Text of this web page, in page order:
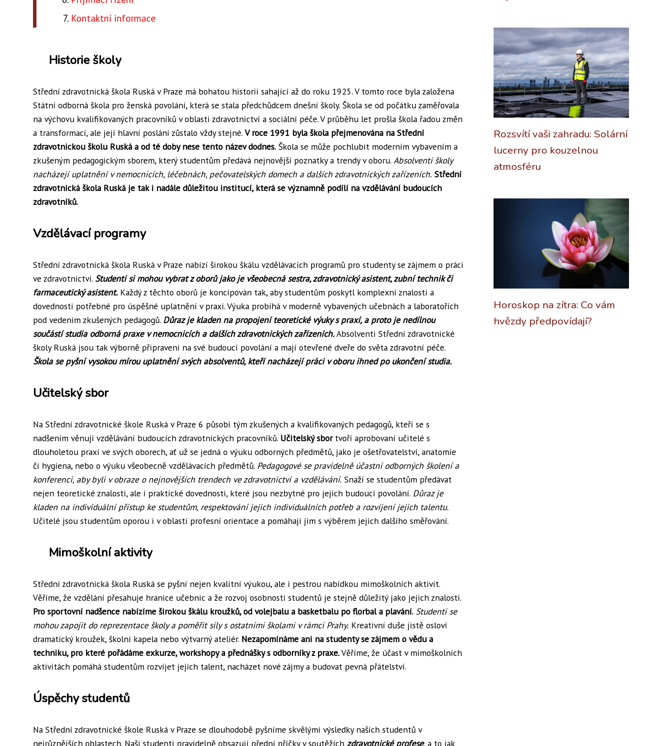
Kontaktní informace
Historie školy
Střední zdravotnická škola Ruská v Praze má bohatou historii sahající až do roku 1925. V tomto roce byla založena
Státní odborná škola pro ženská povolání, která se stala předchůdcem dnešní školy. Škola se od počátku zaměřovala
na výchovu kvalifikovaných pracovníků v oblasti zdravotnictví a sociální péče. V průběhu let prošla škola řadou změn
a transformací, ale její hlavní poslání zůstalo vždy stejné. V roce 1991 byla škola přejmenována na Střední
zdravotnickou školu Ruská a od té doby nese tento název dodnes. Škola se může pochlubit moderním vybavením a
zkušeným pedagogickým sborem, který studentům předává nejnovější poznatky a trendy v oboru. Absolventi školy
nacházejí uplatnění v nemocnicích, léčebnách, pečovatelských domech a dalších zdravotnických zařízeních. Střední
zdravotnická škola Ruská je tak i nadále důležitou institucí, která se významně podílí na vzdělávání budoucích
zdravotníků.
Vzdělávací programy
Střední zdravotnická škola Ruská v Praze nabízí širokou škálu vzdělávacích programů pro studenty se zájmem o práci
ve zdravotnictví. Studenti si mohou vybrat z oborů jako je všeobecná sestra, zdravotnický asistent, zubní technik či
farmaceutický asistent. Každý z těchto oborů je koncipován tak, aby studentům poskytl komplexní znalosti a
dovednosti potřebné pro úspěšné uplatnění v praxi. Výuka probíhá v moderně vybavených učebnách a laboratořích
pod vedením zkušených pedagogů. Důraz je kladen na propojení teoretické výuky s praxí, a proto je nedílnou
součástí studia odborná praxe v nemocnicích a dalších zdravotnických zařízeních.Absolventi Střední zdravotnické
školy Ruská jsou tak výborně připraveni na své budoucí povolání a mají otevřené dveře do světa zdravotní péče.
Škola se pyšní vysokou mírou uplatnění svých absolventů, kteří nacházejí práci v oboru ihned po ukončení studia.
Učitelský sbor
Na Střední zdravotnické škole Ruská v Praze 6 působí tým zkušených a kvalifikovaných pedagogů, kteří se s
nadšením věnují vzdělávání budoucích zdravotnických pracovníků. Učitelský sbortvoří aprobovaní učitelé s
dlouholetou praxí ve svých oborech, ať už se jedná o výuku odborných předmětů, jako je ošetřovatelství, anatomie
či hygiena, nebo o výuku všeobecně vzdělávacích předmětů. Pedagogové se pravidelně účastní odborných školení a
konferencí, aby byli v obraze o nejnovějších trendech ve zdravotnictví a vzdělávání. Snaží se studentům předávat
nejen teoretické znalosti, ale i praktické dovednosti, které jsou nezbytné pro jejich budoucí povolání. Důraz je
kladen na individuální přístup ke studentům, respektování jejich individuálních potřeb a rozvíjení jejich talentu.
Učitelé jsou studentům oporou i v oblasti profesní orientace a pomáhají jim s výběrem jejich dalšího směřování.
Mimoškolní aktivity
Střední zdravotnická škola Ruská se pyšní nejen kvalitní výukou, ale i pestrou nabídkou mimoškolních aktivit.
Věříme, že vzdělání přesahuje hranice učebnic a že rozvoj osobnosti studentů je stejně důležitý jako jejich znalosti.
Pro sportovní nadšence nabízíme širokou škálu kroužků, od volejbalu a basketbalu po florbal a plavání. Studenti se
mohou zapojit do reprezentace školy a poměřit síly s ostatními školami v rámci Prahy. Kreativní duše jistě osloví
dramatický kroužek, školní kapela nebo výtvarný ateliér. Nezapomínáme ani na studenty se zájmem o vědu a
techniku, pro které pořádáme exkurze, workshopy a přednášky s odborníky z praxe.Věříme, že účast v mimoškolních
aktivitách pomáhá studentům rozvíjet jejich talent, nacházet nové zájmy a budovat pevná přátelství.
Úspěchy studentů
Na Střední zdravotnické škole Ruská v Praze se dlouhodobě pyšníme skvělými výsledky našich studentů v
nejrůznějších oblastech. Naši studenti pravidelně obsazují přední příčky v soutěžích zdravotnické profese, a to jak
Rozsvítí vaši zahradu: Solární
lucerny pro kouzelnou
atmosféru
Horoskop na zítra: Co vám
hvězdy předpovídají?